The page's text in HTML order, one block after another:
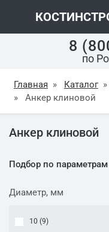
8
по
Главная » Каталог »
»
Анкер клиновой
Анкер клиновой
Подбор по параметрам
Диаметр, мм
10 (9)